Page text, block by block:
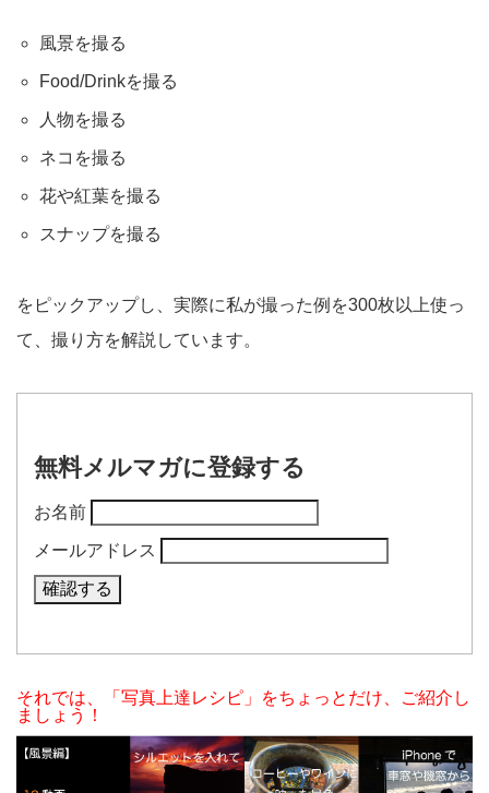
風景を撮る
Food/Drinkを撮る
人物を撮る
ネコを撮る
花や紅葉を撮る
スナップを撮る
をピックアップし、実際に私が撮った例を300枚以上使っ
て、撮り方を解説しています。
無料メルマガに登録する
お名前
メールアドレス
それでは、「写真上達レシピ」をちょっとだけ、ご紹介し
ましょう！